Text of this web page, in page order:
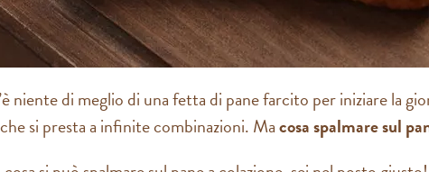
niente di meglio di una fetta di pane farcito per iniziare la
si presta a infinite combinazioni. Macosa spalmare sul